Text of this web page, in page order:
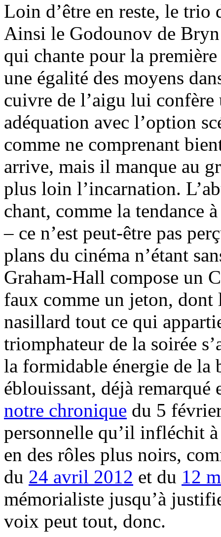
Loin d’être en reste, le trio
Ainsi le Godounov de
qui chante pour la
une égalité des moyens
cuivre de l’aigu lui
adéquation avec l’option
comme ne comprenant
arrive, mais il manque au
plus loin l’incarnation.
chant, comme la tendance
– ce n’est peut-être pas
plans du cinéma n’étant
Graham-Hall compose un
faux comme un jeton, dont
nasillard tout ce qui
triomphateur de la soirée
la formidable énergie de la
éblouissant, déjà
notre chronique du 5
personnelle qu’il infléchit
en des rôles plus noirs,
du 24 avril 2012 et du 12
mémorialiste jusqu’à
voix peut tout, donc.